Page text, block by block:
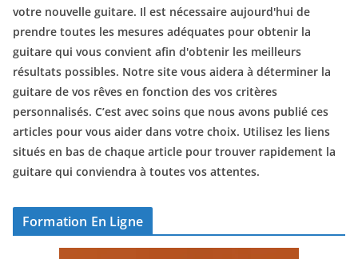
votre nouvelle guitare. Il est nécessaire aujourd'hui de
prendre toutes les mesures adéquates pour obtenir la
guitare qui vous convient afin d'obtenir les meilleurs
résultats possibles. Notre site vous aidera à déterminer la
guitare de vos rêves en fonction des vos critères
personnalisés. C’est avec soins que nous avons publié ces
articles pour vous aider dans votre choix. Utilisez les liens
situés en bas de chaque article pour trouver rapidement la
guitare qui conviendra à toutes vos attentes.
Formation En Ligne